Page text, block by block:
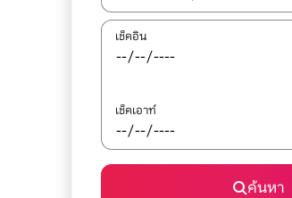
เช็คอิน
เช็คเอาท์
ค้นหา